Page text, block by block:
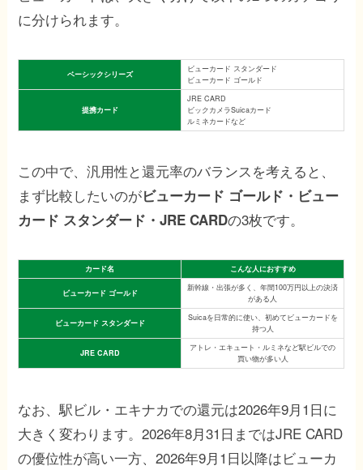
に分けられます。
ベーシックシリーズ
ビューカード スタンダード
ビューカード ゴールド
提携カード
JRE CARD
ビックカメラSuicaカード
ルミネカードなど
この中で、汎用性と還元率のバランスを考えると、
まず比較したいのがビューカード ゴールド・ビュー
カード スタンダード・JRE CARDの3枚です。
カード名 こんな人におすすめ
ビューカード ゴールド
新幹線・出張が多く、年間100万円以上の決済
がある人
ビューカード スタンダード
Suicaを日常的に使い、初めてビューカードを
持つ人
JRE CARD
アトレ・エキュート・ルミネなど駅ビルでの
買い物が多い人
なお、駅ビル・エキナカでの還元は2026年9月1日に
大きく変わります。2026年8月31日まではJRE CARD
の優位性が高い一方、2026年9月1日以降はビューカ